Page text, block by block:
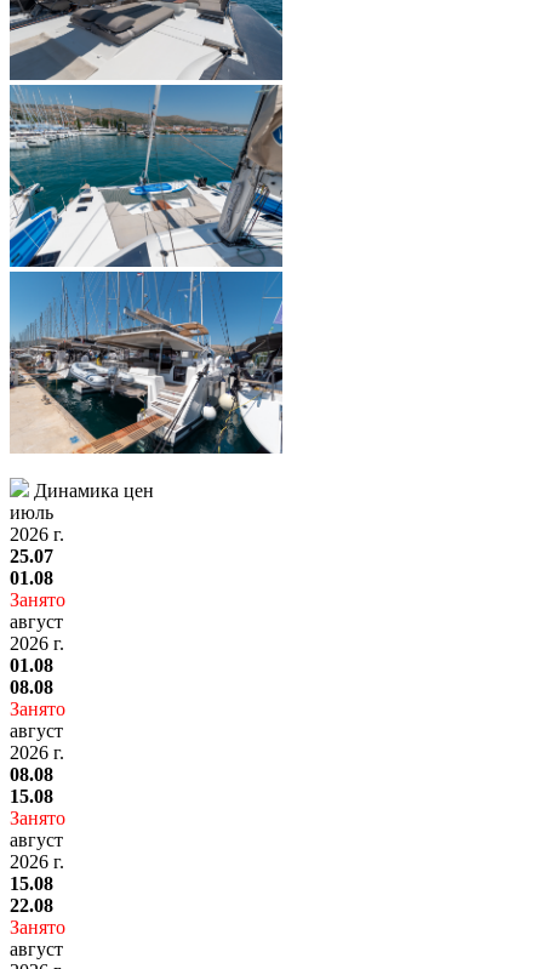
Динамика цен
июль
2026 г.
25.07
01.08
Занято
август
2026 г.
01.08
08.08
Занято
август
2026 г.
08.08
15.08
Занято
август
2026 г.
15.08
22.08
Занято
август